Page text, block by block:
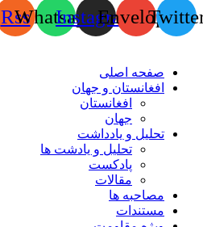
Envelope
Instagram
Whatsapp
Rss
صفحه اصلی
افغانستان و جهان
افغانستان
جهان
تحلیل و یادداشت
تحلیل و یادشت ها
پادکست
مقالات
مصاحبه ها
مستندات